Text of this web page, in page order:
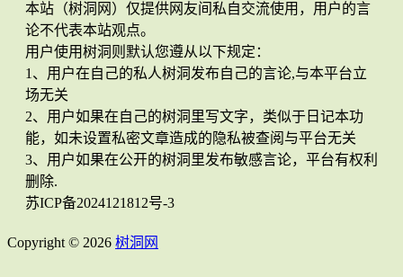
本站（树洞网）仅提供网友间私自交流使用，用户的言
论不代表本站观点。
用户使用树洞则默认您遵从以下规定：
1、用户在自己的私人树洞发布自己的言论,与本平台立
场无关
2、用户如果在自己的树洞里写文字，类似于日记本功
能，如未设置私密文章造成的隐私被查阅与平台无关
3、用户如果在公开的树洞里发布敏感言论，平台有权利
删除.
苏ICP备2024121812号-3
Copyright © 2026 树洞网